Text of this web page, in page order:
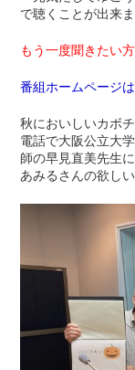
で聴くことが出来ま
もう一度聞きたい
番組ホームページは
秋においしいカボ
電話で大阪公立大
師の早見直美先生
あみるさんの欲し